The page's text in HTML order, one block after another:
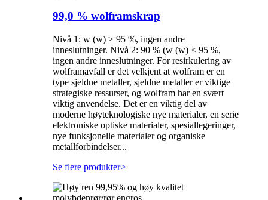
99,0 % wolframskrap
Nivå 1: w (w) > 95 %, ingen andre
inneslutninger. Nivå 2: 90 % (w (w) < 95 %,
ingen andre inneslutninger. For resirkulering av
wolframavfall er det velkjent at wolfram er en
type sjeldne metaller, sjeldne metaller er viktige
strategiske ressurser, og wolfram har en svært
viktig anvendelse. Det er en viktig del av
moderne høyteknologiske nye materialer, en serie
elektroniske optiske materialer, spesiallegeringer,
nye funksjonelle materialer og organiske
metallforbindelser...
Se flere produkter>